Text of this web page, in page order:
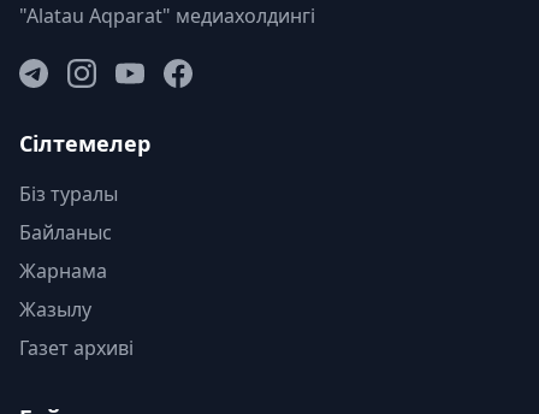
"Alatau Aqparat" медиахолдингі
Сілтемелер
Біз туралы
Байланыс
Жарнама
Жазылу
Газет архиві